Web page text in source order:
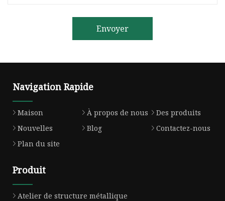
Envoyer
Navigation Rapide
Maison À propos de nous
Des produits
Nouvelles
Blog
Contactez-nous
Plan du site
Produit
Atelier de structure métallique